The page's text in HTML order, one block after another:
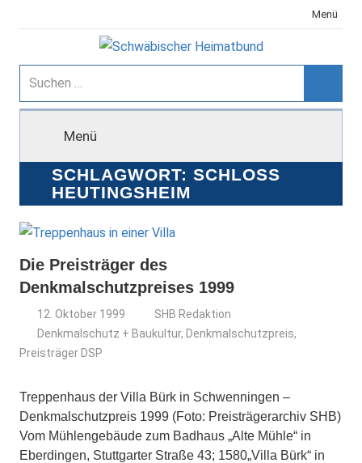
Inhalt
Menü
Schwäbischer
Heimatbund
Suchen
nach:
Menü
SCHLAGWORT: SCHLOSS
HEUTINGSHEIM
Die Preisträger des
Denkmalschutzpreises 1999
12. Oktober 1999
SHB Redaktion
Denkmalschutz + Baukultur, Denkmalschutzpreis,
Preisträger DSP
Treppenhaus der Villa Bürk in Schwenningen –
Denkmalschutzpreis 1999 (Foto: Preisträgerarchiv SHB)
Vom Mühlengebäude zum Badhaus „Alte Mühle“ in
Eberdingen, Stuttgarter Straße 43; 1580„Villa Bürk“ in